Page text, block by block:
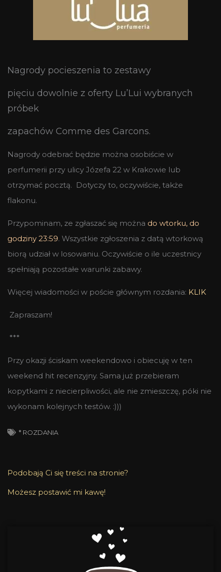
Nagrody pocieszenia to zestawy
pięciu dowolnie z oferty Lu’Lui wybranych
próbek
zapachów Comme des Garcons.
Nagrody odebrać będzie można osobiście w
perfumerii przy ulicy Józefa 22 w Krakowie lub
otrzymać pocztą. Dotyczy to, oczywiście, także
flakonu.
Przypominam, ze zgłaszać się można do wtorku, do
godziny 23:59. Wszystkie zgłoszenia z datą wtorkową
biorą udział w losowaniu. Oczywiście o ile uczestnicy
spełniają pozostałe warunki zabawy.
Więcej wiadomości w poście głównym rozdania: KLIK
Zapraszam!
***
Przy okazji ściskam weekendowo i obiecuję w ten
weekend hit recenzyjny. Sama już przebieram
kopytkami z niecierpliwości, ale nie zmieszczę, póki nie
wykonam kolejnych testów. :)))
* ROZDANIA
Podobają Ci się treści na stronie?
Możesz postawić mi kawę!